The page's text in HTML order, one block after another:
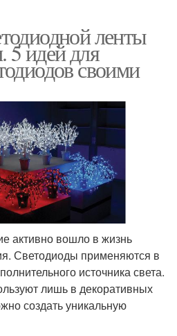
ленты
5 идей для
своими
активно вошло в жизнь
Светодиоды применяются в
источника света.
лишь в декоративных
создать уникальную